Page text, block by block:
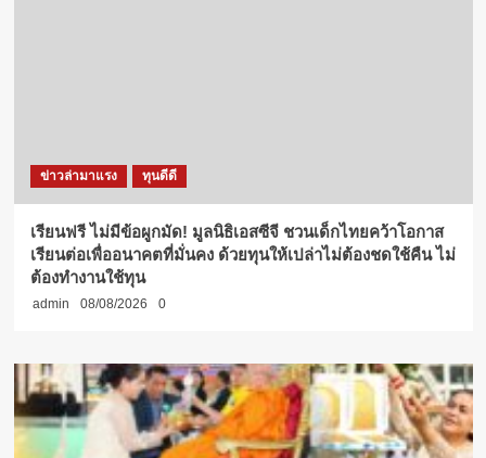
ข่าวล่ามาแรง ทุนดีดี
เรียนฟรี ไม่มีข้อผูกมัด! มูลนิธิเอสซีจี ชวนเด็กไทยคว้าโอกาส
เรียนต่อเพื่ออนาคตที่มั่นคง ด้วยทุนให้เปล่าไม่ต้องชดใช้คืน ไม่
ต้องทำงานใช้ทุน
admin 08/08/2026 0